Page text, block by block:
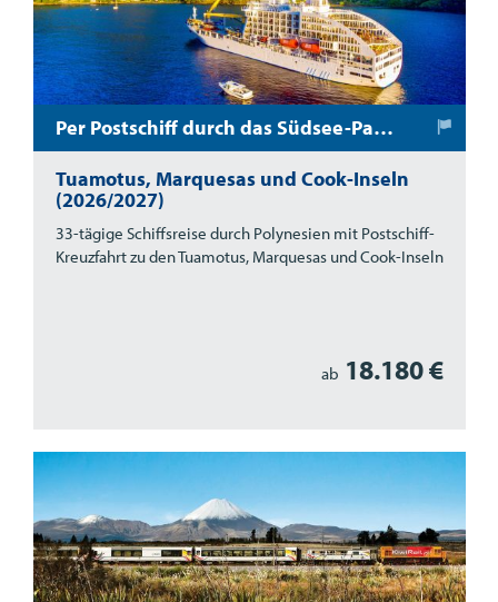
Per Postschiff durch das Südsee-Paradies:
Tuamotus, Marquesas und Cook-Inseln
(2026/2027)
33-tägige Schiffsreise durch Polynesien mit Postschiff-
Kreuzfahrt zu den Tuamotus, Marquesas und Cook-Inseln
ab 18.180 €